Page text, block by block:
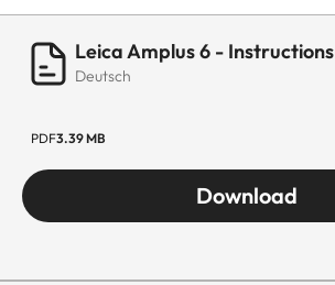
Leica Amplus 6 - Instructions
Deutsch
PDF3.39 MB
Download